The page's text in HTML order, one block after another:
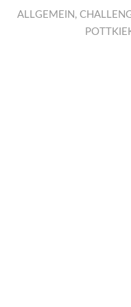
ALLGEMEIN ,